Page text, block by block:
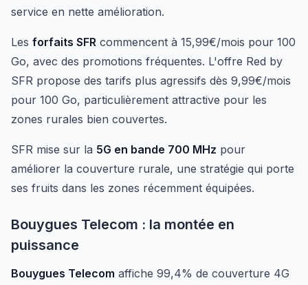
service en nette amélioration.
Les forfaits SFR commencent à 15,99€/mois pour 100
Go, avec des promotions fréquentes. L'offre Red by
SFR propose des tarifs plus agressifs dès 9,99€/mois
pour 100 Go, particulièrement attractive pour les
zones rurales bien couvertes.
SFR mise sur la 5G en bande 700 MHz pour
améliorer la couverture rurale, une stratégie qui porte
ses fruits dans les zones récemment équipées.
Bouygues Telecom : la montée en
puissance
Bouygues Telecom affiche 99,4% de couverture 4G